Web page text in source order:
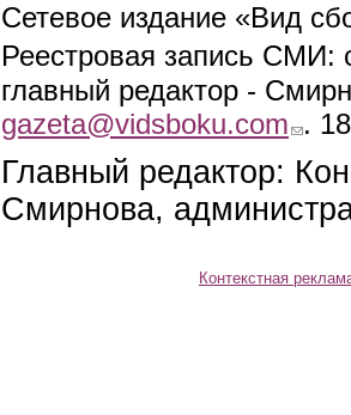
Сетевое издание «Вид
Реестровая запись СМИ:
главный редактор -
gazeta@vidsboku.com (link sends
.
Главный редактор:
Смирнова,
Контекстная